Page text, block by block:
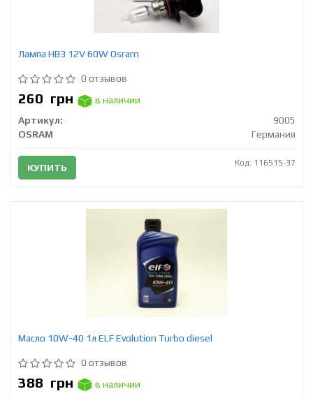
Лампа HB3 12V 60W Osram
0 отзывов
260 грн
в наличии
Артикул:
9005
OSRAM
Германия
КУПИТЬ Код: 116515-37
Масло 10W-40 1л ELF Evolution Turbo diesel
0 отзывов
388 грн
в наличии